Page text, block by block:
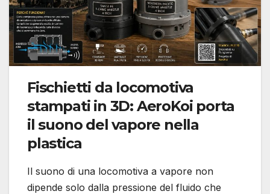
Fischietti da locomotiva
stampati in 3D: AeroKoi porta
il suono del vapore nella
plastica
Il suono di una locomotiva a vapore non
dipende solo dalla pressione del fluido che